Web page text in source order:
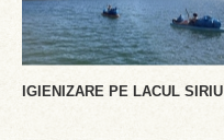
IGIENIZARE PE LACUL SIRIU